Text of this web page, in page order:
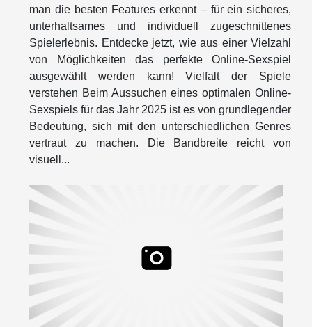
man die besten Features erkennt – für ein sicheres,
unterhaltsames und individuell zugeschnittenes
Spielerlebnis. Entdecke jetzt, wie aus einer Vielzahl
von Möglichkeiten das perfekte Online-Sexspiel
ausgewählt werden kann! Vielfalt der Spiele
verstehen Beim Aussuchen eines optimalen Online-
Sexspiels für das Jahr 2025 ist es von grundlegender
Bedeutung, sich mit den unterschiedlichen Genres
vertraut zu machen. Die Bandbreite reicht von
visuell...